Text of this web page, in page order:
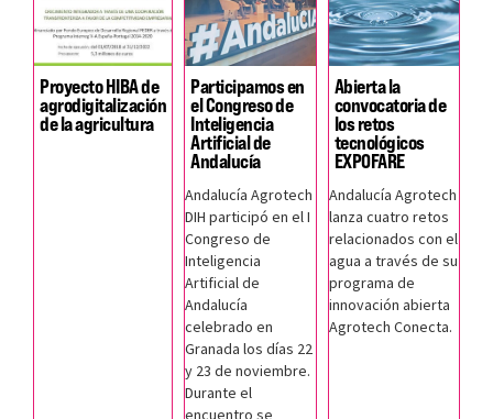
Proyecto HIBA de
agrodigitalización
de la agricultura
Participamos en
el Congreso de
Inteligencia
Artificial de
Andalucía
Andalucía Agrotech
DIH participó en el I
Congreso de
Inteligencia
Artificial de
Andalucía
celebrado en
Granada los días 22
y 23 de noviembre.
Durante el
Abierta la
convocatoria de
los retos
tecnológicos
EXPOFARE
Andalucía Agrotech
lanza cuatro retos
relacionados con el
agua a través de su
programa de
innovación abierta
Agrotech Conecta.